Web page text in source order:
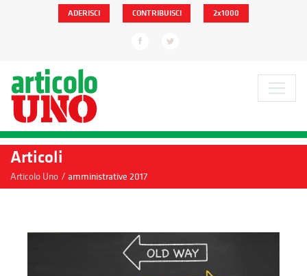
ADERISCI CONTRIBUISCI 2x1000
Articoli
Articolo Uno / amministrative 2017